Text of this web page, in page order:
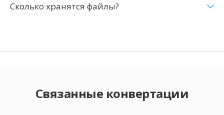
Сколько хранятся файлы?
Связанные конвертации